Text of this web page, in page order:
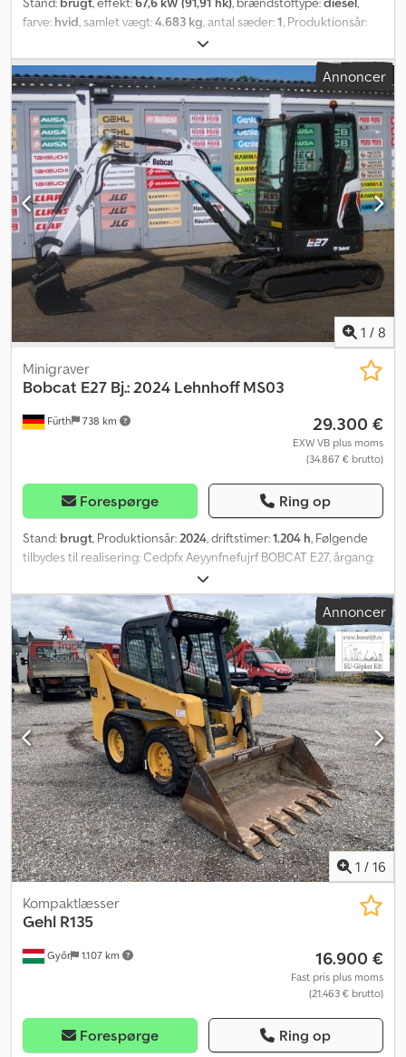
farve: hvid, samlet vægt:4.683 kg, antal sæder:1, Produktionsår:
gummibånd
Hurtigskiftsanordning Hurtigskifter Csdpfxoy S Aaqj Afusrf Der
tages forbehold for fejl.
Annoncer
1 / 8
Fürth 738 km
Minigraver
Bobcat E27 Bj.: 2024 Lehnhoff MS03
29.300 €
EXW VB plus moms
(34.867 € brutto)
Forespørge Ring op
Stand: brugt, Produktionsår:2024, driftstimer:1.204 h, Følgende
tilbydes til realisering: Cedpfx Aeyynfnefujrf BOBCAT E27, årgang:
2024, Lehnhoff MS03 Årgang: 2024 1.204 driftstimer 2,5-tons
minigraver. 60 cm skovl, LEHNHOFF MS03 hurtigskifter, ekstra
hydraulik. Skjold, ZeroTail. Helmut Jakob Pfeifer Verwertungen
sælger maskiner og udstyr på vegne af virksomheder, banker,
offentlige myndigheder og insolvensforvaltere. Kontakt os gerne,
hvis du har maskiner eller udstyr, som du ønsker, at andre skal
tage sig af salget eller realiseringen af. Vi har mange års erfaring
og et stort internationalt kundenetværk. Vores opdragsgivere
skal ikke længere bekymre sig om realiseringen af deres maskiner
og udstyr.
Annoncer
1 / 16
Győr 1.107 km
Kompaktlæsser
Gehl R135
16.900 €
Fast pris plus moms
(21.463 € brutto)
Forespørge Ring op